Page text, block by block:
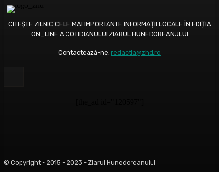
CITEȘTE ZILNIC CELE MAI IMPORTANTE INFORMAȚII LOCALE ÎN EDIȚIA
ON_LINE A COTIDIANULUI ZIARUL HUNEDOREANULUI
Contactează-ne: redactia@zhd.ro
© Copyright - 2015 - 2023 - Ziarul Hunedoreanului